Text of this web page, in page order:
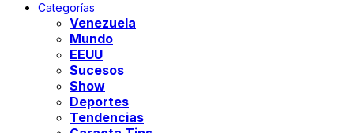
Categorías
Venezuela
Mundo
EEUU
Sucesos
Show
Deportes
Tendencias